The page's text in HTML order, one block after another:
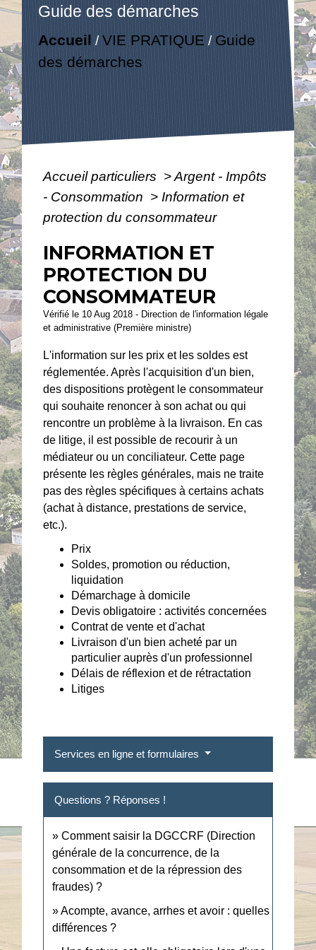
Guide des démarches
Accueil /VIE PRATIQUE / Guide
des démarches
Accueil particuliers >Argent - Impôts
- Consommation > Information et
protection du consommateur
INFORMATION ET
PROTECTION DU
CONSOMMATEUR
Vérifié le 10 Aug 2018 - Direction de l'information légale
et administrative (Première ministre)
L'information sur les prix et les soldes est
réglementée. Après l'acquisition d'un bien,
des dispositions protègent le consommateur
qui souhaite renoncer à son achat ou qui
rencontre un problème à la livraison. En cas
de litige, il est possible de recourir à un
médiateur ou un conciliateur. Cette page
présente les règles générales, mais ne traite
pas des règles spécifiques à certains achats
(achat à distance, prestations de service,
etc.).
Prix
Soldes, promotion ou réduction,
liquidation
Démarchage à domicile
Devis obligatoire : activités concernées
Contrat de vente et d'achat
Livraison d'un bien acheté par un
particulier auprès d'un professionnel
Délais de réflexion et de rétractation
Litiges
Services en ligne et formulaires
Questions ? Réponses !
Comment saisir la DGCCRF (Direction
générale de la concurrence, de la
consommation et de la répression des
fraudes) ?
Acompte, avance, arrhes et avoir : quelles
différences ?